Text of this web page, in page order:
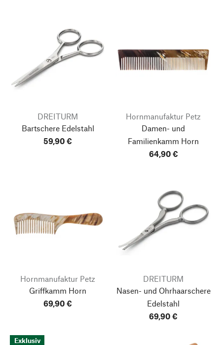
DREITURM
Bartschere Edelstahl
59,90 €
Hornmanufaktur Petz
Damen- und
Familienkamm Horn
64,90 €
Hornmanufaktur Petz
Griffkamm Horn
69,90 €
DREITURM
Nasen- und Ohrhaarschere
Edelstahl
69,90 €
Exklusiv